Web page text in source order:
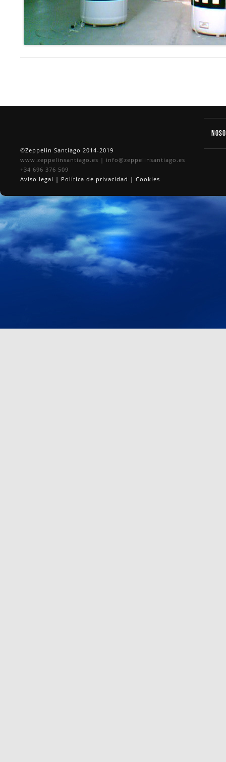
©Zeppelin Santiago 2014-2019
www.zeppelinsantiago.es | info@zeppelinsantiago.es
+34 696 376 509
Aviso legal | Política de privacidad | Cookies